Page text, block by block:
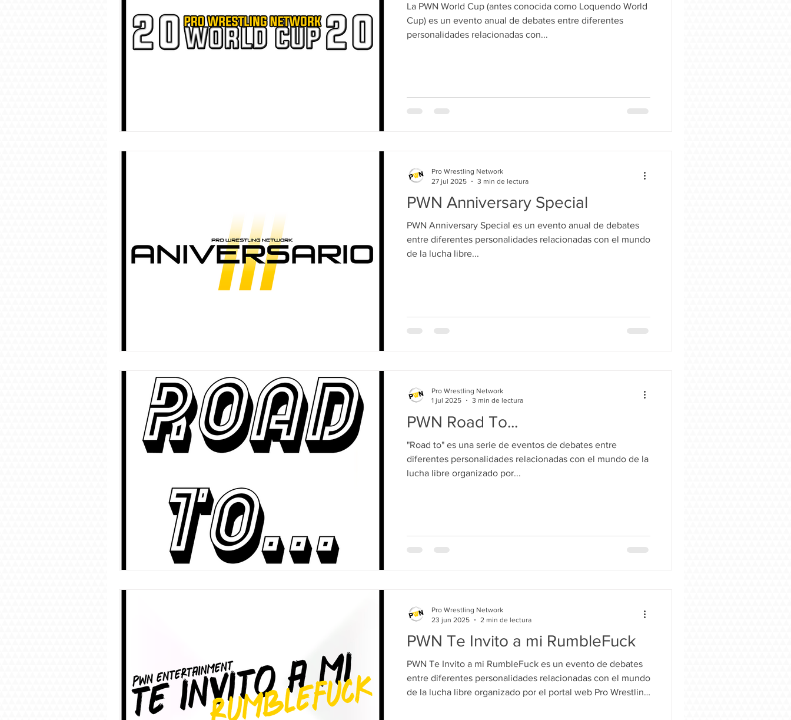
La PWN World Cup (antes conocida como Loquendo World
Cup) es un evento anual de debates entre diferentes
personalidades relacionadas con...
PWN Anniversary Special
PWN Anniversary Special es un evento anual de debates
entre diferentes personalidades relacionadas con el mundo
de la lucha libre...
Pro Wrestling Network
27 jul 2025
3 min de lectura
PWN Road To...
"Road to" es una serie de eventos de debates entre
diferentes personalidades relacionadas con el mundo de la
lucha libre organizado por...
Pro Wrestling Network
1 jul 2025
3 min de lectura
PWN Te Invito a mi RumbleFuck
PWN Te Invito a mi RumbleFuck es un evento de debates
entre diferentes personalidades relacionadas con el mundo
de la lucha libre organizado por el portal web Pro Wrestling
Pro Wrestling Network
23 jun 2025
2 min de lectura